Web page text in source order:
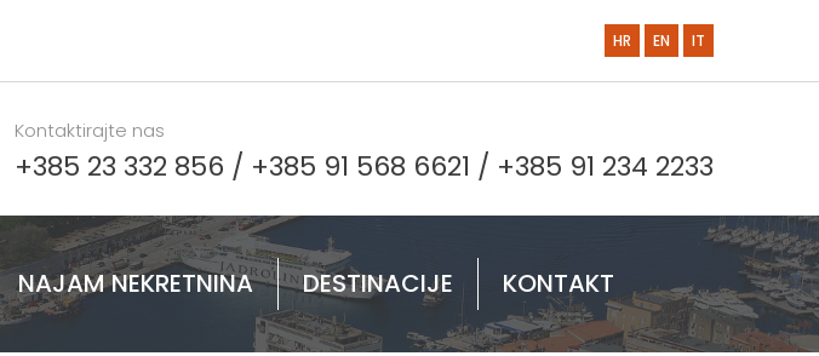
HR EN IT
Kontaktirajte nas
+385 23 332 856 / +385 91 568 6621 / +385 91 234 2233
NAJAM NEKRETNINA DESTINACIJE KONTAKT